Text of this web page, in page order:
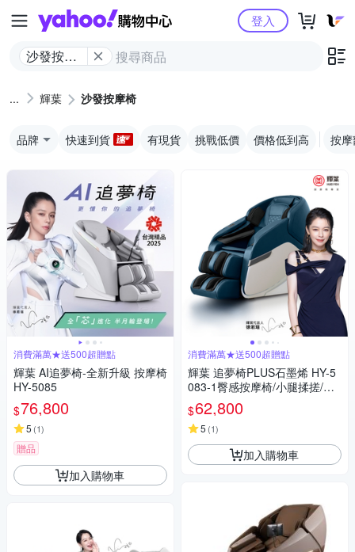
Yahoo購物中心
沙發按摩
登入
輝葉 沙發按摩椅
品牌 快速到貨 有現貨 挑戰低價 價格低到高 按
消費滿萬★送500超贈點
輝葉 AI追夢椅-全新升級 按摩椅
HY-5085
$76,800
5 (1)
贈品
加入購物車
消費滿萬★送500超贈點
輝葉 追夢椅PLUS石墨烯 HY-5
083-1臀感按摩椅/小腿揉搓/零
重力/溫熱
$62,800
5 (1)
加入購物車